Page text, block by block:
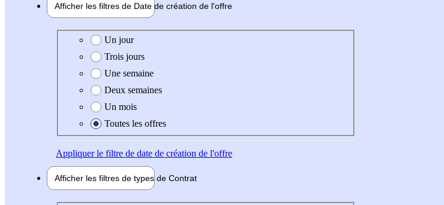
Afficher les filtres de Date de création de l'offre
Date de création de l'offre
Un jour
Trois jours
Une semaine
Deux semaines
Un mois
Toutes les offres
Appliquerle filtre de date de création de l'offre
Afficher les filtres de types de Contrat